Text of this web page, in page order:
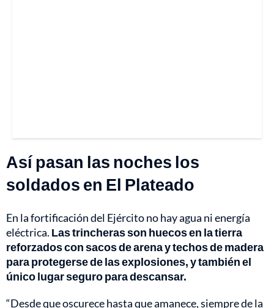
Así pasan las noches los
soldados en El Plateado
En la fortificación del Ejército no hay agua ni energía
eléctrica. Las trincheras son huecos en la tierra
reforzados con sacos de arena y techos de madera
para protegerse de las explosiones, y también el
único lugar seguro para descansar.
“Desde que oscurece hasta que amanece, siempre de la